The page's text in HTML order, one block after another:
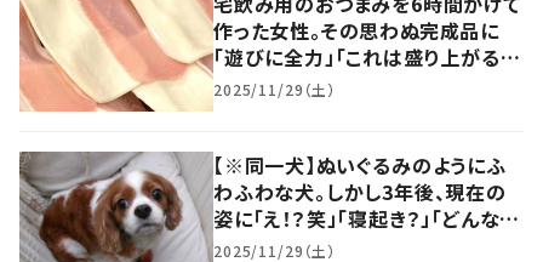
作った女性。その思わぬ完成品に
「遊びに全力」「これは盛り上がる」
「クオリティえぐい」
2025/11/29（土）
【※同一犬】ぬいぐるみのようにふ
わふわな犬。しかし3年後、現在の
姿に「え！？笑」「寝起き？」「どんな気
持ちか聞きたいw」
2025/11/29（土）